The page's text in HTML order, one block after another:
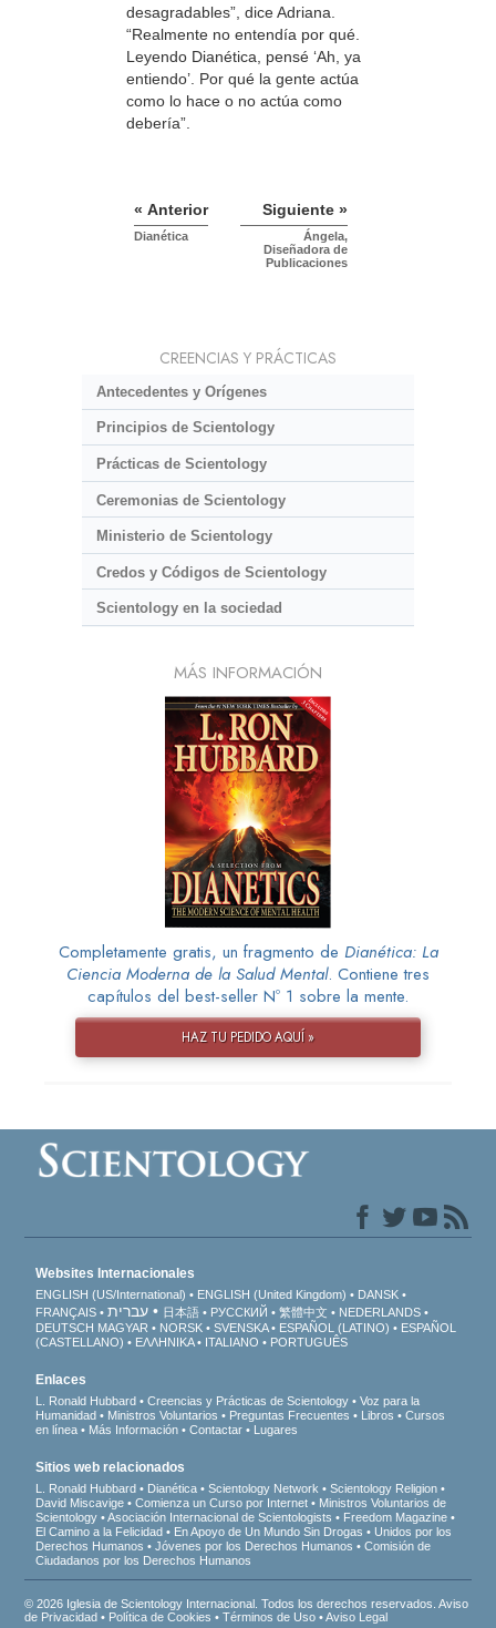
desagradables”, dice Adriana.
“Realmente no entendía por qué.
Leyendo Dianética, pensé ‘Ah, ya
entiendo’. Por qué la gente actúa
como lo hace o no actúa como
debería”.
« Anterior
Dianética
Siguiente »
Ángela,
Diseñadora de
Publicaciones
CREENCIAS Y PRÁCTICAS
Antecedentes y Orígenes
Principios de Scientology
Prácticas de Scientology
Ceremonias de Scientology
Ministerio de Scientology
Credos y Códigos de Scientology
Scientology en la sociedad
MÁS INFORMACIÓN
Completamente gratis, un fragmento de Dianética: La
Ciencia Moderna de la Salud Mental. Contiene tres
capítulos del best-seller Nº 1 sobre la mente.
HAZ TU PEDIDO AQUÍ »
Websites Internacionales
ENGLISH (US/International) ENGLISH (United Kingdom)
DANSK
FRANÇAIS
עברית 日本語 РУССКИЙ 繁體中文
NEDERLANDS
DEUTSCH MAGYAR NORSK SVENSKA ESPAÑOL (LATINO)
ESPAÑOL
(CASTELLANO)
ΕΛΛΗΝΙΚA ITALIANO PORTUGUÊS
Enlaces
L. Ronald Hubbard Creencias y Prácticas de Scientology
Voz para la
Humanidad
Ministros Voluntarios Preguntas Frecuentes Libros
Cursos
en línea
Más Información Contactar Lugares
Sitios web relacionados
L. Ronald Hubbard Dianética Scientology Network
Scientology Religion
David Miscavige
Comienza un Curso por Internet
Ministros Voluntarios de
Scientology
Asociación Internacional de Scientologists
Freedom Magazine
El Camino a la Felicidad
En Apoyo de Un Mundo Sin Drogas
Unidos por los
Derechos Humanos
Jóvenes por los Derechos Humanos
Comisión de
Ciudadanos por los Derechos Humanos
© 2026 Iglesia de Scientology Internacional. Todos los derechos reservados.Aviso
de Privacidad • Política de Cookies •Términos de Uso •Aviso Legal